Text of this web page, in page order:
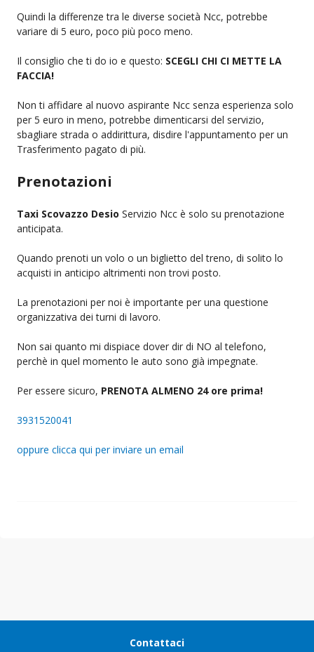
Quindi la differenze tra le diverse società Ncc, potrebbe
variare di 5 euro, poco più poco meno.
Il consiglio che ti do io e questo: SCEGLI CHI CI METTE LA
FACCIA!
Non ti affidare al nuovo aspirante Ncc senza esperienza solo
per 5 euro in meno, potrebbe dimenticarsi del servizio,
sbagliare strada o addirittura, disdire l'appuntamento per un
Trasferimento pagato di più.
Prenotazioni
Taxi Scovazzo Desio Servizio Ncc è solo su prenotazione
anticipata.
Quando prenoti un volo o un biglietto del treno, di solito lo
acquisti in anticipo altrimenti non trovi posto.
La prenotazioni per noi è importante per una questione
organizzativa dei turni di lavoro.
Non sai quanto mi dispiace dover dir di NO al telefono,
perchè in quel momento le auto sono già impegnate.
Per essere sicuro, PRENOTA ALMENO 24 ore prima!
3931520041
oppure clicca qui per inviare un email
Contattaci